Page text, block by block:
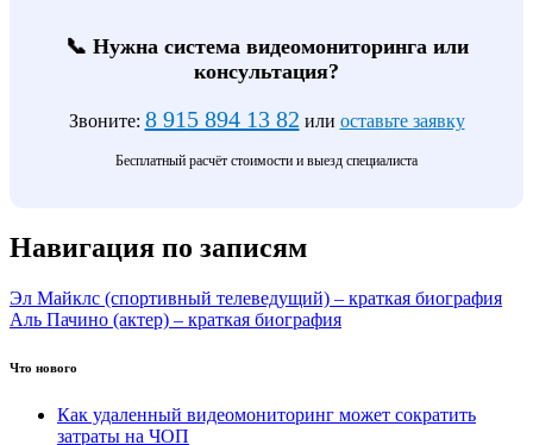
📞 Нужна система видеомониторинга или
консультация?
Звоните: 8 915 894 13 82 или оставьте заявку
Бесплатный расчёт стоимости и выезд специалиста
Навигация по записям
Эл Майклс (спортивный телеведущий) – краткая биография
Аль Пачино (актер) – краткая биография
Что нового
Как удаленный видеомониторинг может сократить
затраты на ЧОП